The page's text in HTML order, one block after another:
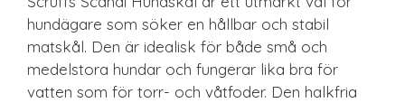
hundägare som söker en hållbar och stabil
matskål. Den är idealisk för både små och
medelstora hundar och fungerar lika bra för
vatten som för torr- och våtfoder. Den halkfria